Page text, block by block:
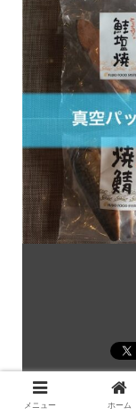
メニュー ホーム